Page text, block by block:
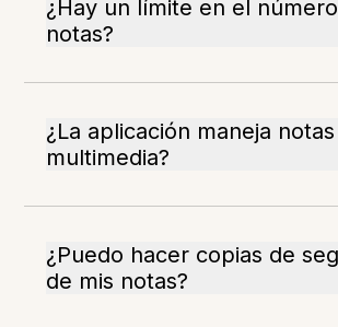
¿Hay un límite en el
notas?
¿La aplicación maneja notas
multimedia?
¿Puedo hacer copias de
de mis notas?